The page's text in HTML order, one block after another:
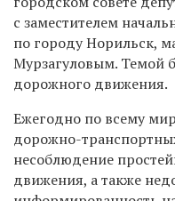
с заместителем
по городу Норильск,
Мурзагуловым. Темой
дорожного движения.
Ежегодно по всему
дорожно-
несоблюдение
движения, а также